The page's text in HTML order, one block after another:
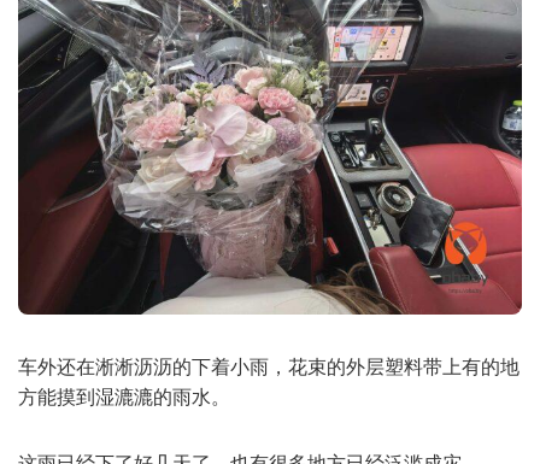
车外还在淅淅沥沥的下着小雨，花束的外层塑料带上有的地
方能摸到湿漉漉的雨水。